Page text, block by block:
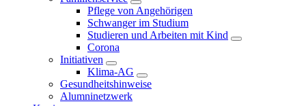
Pflege von Angehörigen
Schwanger im Studium
Studieren und Arbeiten mit Kind
Corona
Initiativen
Klima-AG
Gesundheitshinweise
Alumninetzwerk